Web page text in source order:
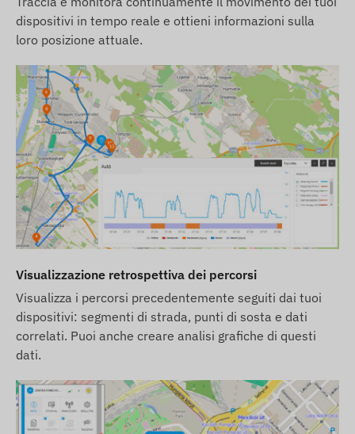
scegliere un dispositivo che funzioni su rete 4G.
Le descrizioni e le immagini dei dispositivi sul sito
web si basano sulle informazioni pubblicate dal
produttore, che non sono sempre accurate e prive
di errori. Il produttore si riserva il diritto di
modificare alcuni parametri del prodotto o del suo
imballaggio senza preavviso - l'aggiornamento di
questi dati sul nostro sito web avviene dopo la
rilevazione e la valutazione di tali modifiche.
dispositivi in tempo reale e ottieni informazioni sulla
loro posizione attuale.
Visualizzazione retrospettiva dei percorsi
Visualizza i percorsi precedentemente seguiti dai tuoi
dispositivi: segmenti di strada, punti di sosta e dati
correlati. Puoi anche creare analisi grafiche di questi
dati.